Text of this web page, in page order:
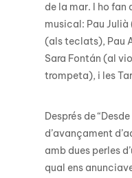
de la mar. I ho fan
musical: Pau
(als teclats), Pau
Sara Fontán (al
trompeta), i les
Després de
d’avançament
amb dues perles
qual ens